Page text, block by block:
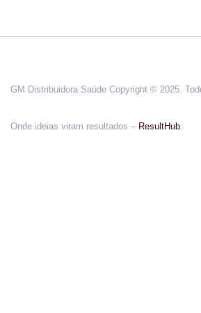
GM Distribuidora Saúde Copyright © 2025.
Onde ideias viram resultados – ResultHub.